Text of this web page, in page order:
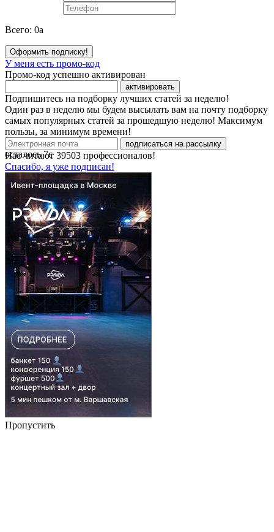
Всего: 0a
Оформить подписку!
У меня есть промо-код
Промо-код успешно активирован
активировать
Подпишитесь на подборку лучших статей за неделю!
Один раз в неделю мы будем высылать вам на почту подборку
самых популярных статей за прошедшую неделю! Максимум
пользы, за минимум времени!
подписаться на рассылку
Нас читают 39503 профессионалов!
Спасибо, я уже подписан!
осталось7с
Пропустить